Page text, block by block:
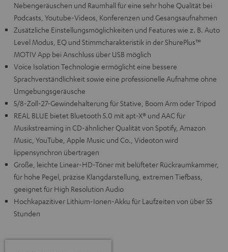
Nebengeräuschen und Raumhall für eine sehr hohe Qualität bei
Podcasts, Youtube-Videos, Konferenzen und Gesangsaufnahmen
Zusätzliche Einstellungsmöglichkeiten und Features wie z. B. Auto
Level Modus, EQ und Stimmcharakteristik in der ShurePlus™
MOTIV App bei Anschluss über USB möglich
Voice Isolation Technologie ermöglicht eine bessere
Sprachverständlichkeit sowie eine professionelle Aufnahme ohne
Umgebungsgeräusche
5/8-Zoll-27-Gewindehalterung für Stative, Boom Arm oder Tripod
REAL BLUE bietet Bluetooth 5.0 mit apt-X® und AAC für
Musikstreaming in CD-ähnlicher Qualität von Spotify, Amazon
Music, YouTube, Apple Music und Co., Videoton wird
lippensynchron übertragen
Große, leichte Linear-HD-Töner mit belüfteter Rückraumkammer,
für hohe Pegel, präzise Klangdarstellung, extremen Tiefbass,
geeignet für High Resolution Audio
Hochkapazitiver Lithium-Ionen-Akku für Laufzeiten von über 55
Stunden